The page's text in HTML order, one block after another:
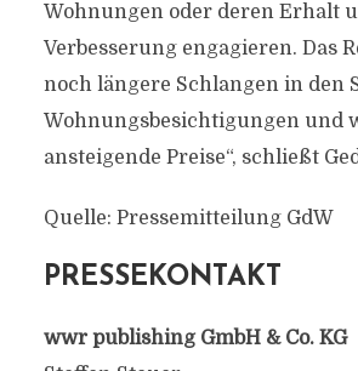
Wohnungen oder deren Erhalt
Verbesserung engagieren. Das
noch längere Schlangen in den
Wohnungsbesichtigungen und
ansteigende Preise“, schließt
Quelle: Pressemitteilung GdW
PRESSEKONTAKT
wwr publishing GmbH & Co. KG